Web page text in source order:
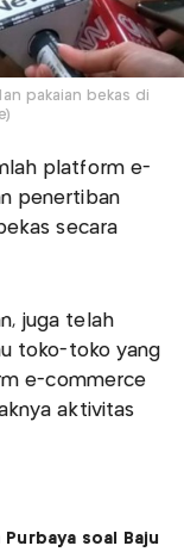
pakaian bekas di
platform e-
penertiban
secara
juga telah
toko-toko yang
e-commerce
aktivitas
Purbaya soal Baju